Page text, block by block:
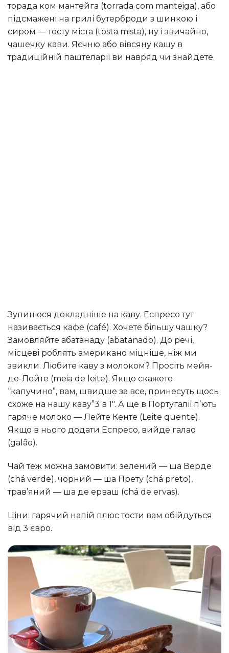
торада ком мантейга (torrada com manteiga), або
підсмажені на грилі бутерброди з шинкою і
сиром — тосту міста (tosta mista), ну і звичайно,
чашечку кави. Яєчню або вівсяну кашу в
традиційній паштеларії ви навряд чи знайдете.
Зупинюся докладніше на каву. Еспресо тут
називається кафе (café). Хочете більшу чашку?
Замовляйте абатанаду (abatanado). До речі,
місцеві роблять американо міцніше, ніж ми
звикли. Любите каву з молоком? Просіть мейя-
де-Лейте (meia de leite). Якщо скажете
“капучино”, вам, швидше за все, принесуть щось
схоже на нашу каву”3 в 1″. А ще в Португалії п’ють
гаряче молоко — Лейте Кенте (Leite quente).
Якщо в нього додати Еспресо, вийде галао
(galão).
Чай теж можна замовити: зелений — ша Верде
(chá verde), чорний — ша Прету (chá preto),
трав’яний — ша де ерваш (chá de ervas).
Ціни: гарячий напій плюс тости вам обійдуться
від 3 євро.